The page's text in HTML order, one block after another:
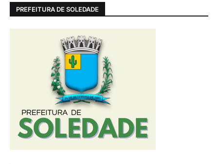
PREFEITURA DE SOLEDADE